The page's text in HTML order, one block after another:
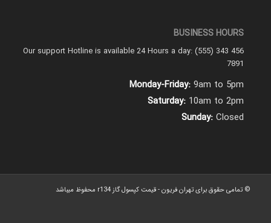
BUSINESS HOURS
Our support Hotline is available 24 Hours a day: (555) 343 456
7891
Monday-Friday: 9am to 5pm
Saturday: 10am to 2pm
Sunday: Closed
© تمامی حقوق برای تهران فریون - قیمت کپسول گاز r134 محفوظ میباشد